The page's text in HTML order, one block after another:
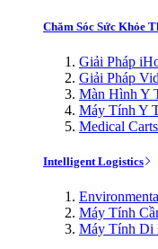
Chăm Sóc Sức Khỏe
Giải Pháp
Giải Pháp
Màn Hình Y
Máy Tính Y
Medical Carts
Intelligent Logistics
Máy Tính
Máy Tính Di